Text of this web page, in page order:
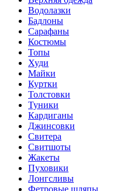
Водолазки
Бадлоны
Сарафаны
Костюмы
Топы
Худи
Майки
Куртки
Толстовки
Туники
Кардиганы
Джинсовки
Свитера
Свитшоты
Жакеты
Пуховики
Лонгсливы
Фетровые шляпы